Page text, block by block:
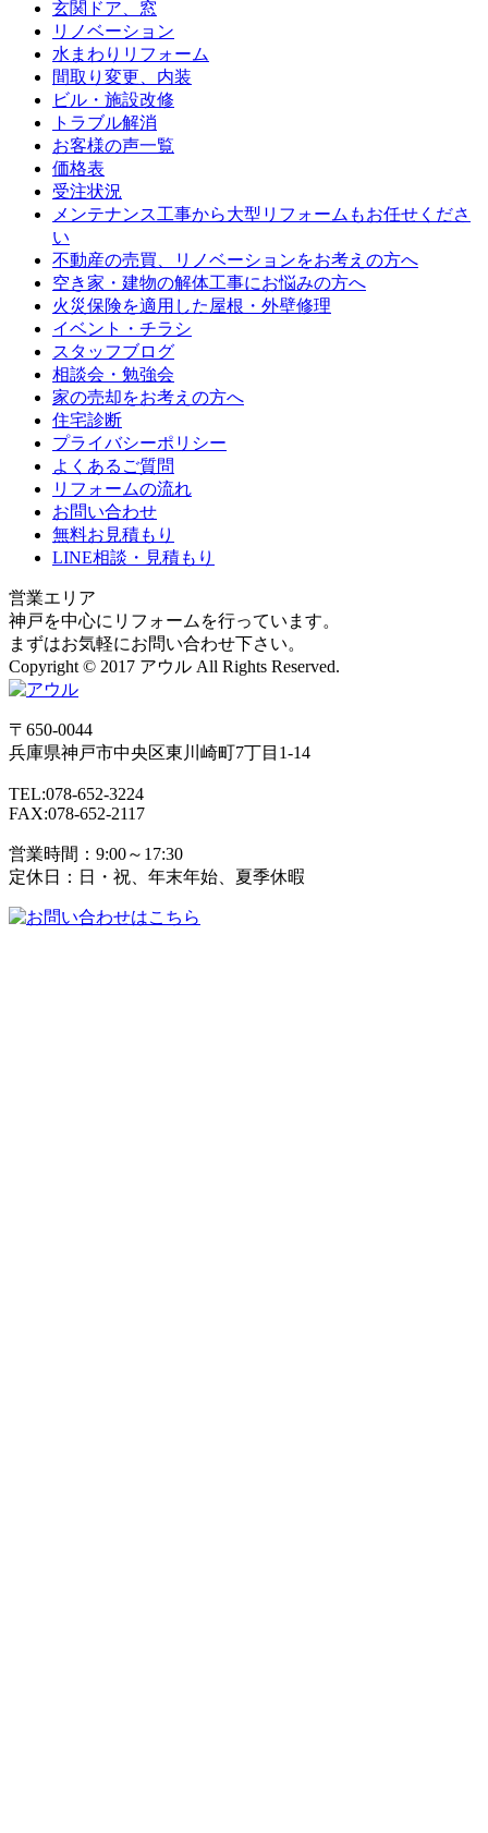
玄関ドア、窓
リノベーション
水まわりリフォーム
間取り変更、内装
ビル・施設改修
トラブル解消
お客様の声一覧
価格表
受注状況
メンテナンス工事から大型リフォームもお任せくださ
い
不動産の売買、リノベーションをお考えの方へ
空き家・建物の解体工事にお悩みの方へ
火災保険を適用した屋根・外壁修理
イベント・チラシ
スタッフブログ
相談会・勉強会
家の売却をお考えの方へ
住宅診断
プライバシーポリシー
よくあるご質問
リフォームの流れ
お問い合わせ
無料お見積もり
LINE相談・見積もり
営業エリア
神戸を中心にリフォームを行っています。
まずはお気軽にお問い合わせ下さい。
Copyright © 2017 アウル All Rights Reserved.
〒650-0044
兵庫県神戸市中央区東川崎町7丁目1-14
TEL:078-652-3224
FAX:078-652-2117
営業時間：9:00～17:30
定休日：日・祝、年末年始、夏季休暇